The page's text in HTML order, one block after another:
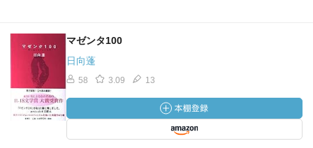
マゼンタ100
日向蓬
58 3.09 13